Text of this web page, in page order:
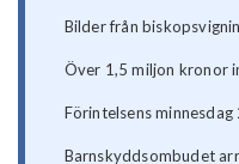
Bilder från
Över 1,5 miljon kronor
Förintelsens minnesdag
Barnskyddsombudet